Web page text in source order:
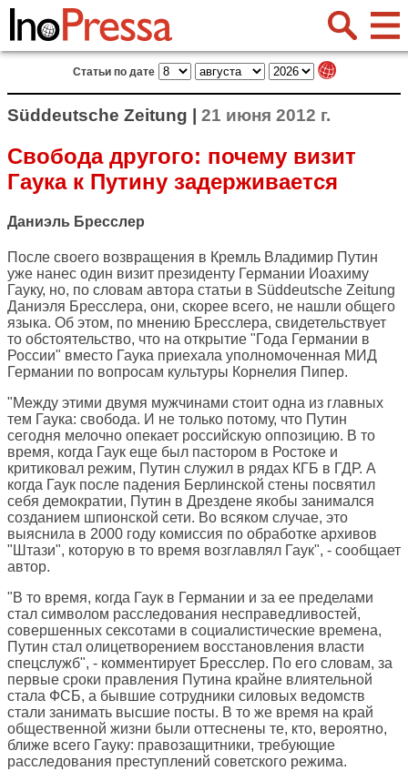
Статьи по дате
Süddeutsche Zeitung | 21 июня 2012 г.
Свобода другого: почему визит
Гаука к Путину задерживается
Даниэль Бресслер
После своего возвращения в Кремль Владимир Путин
уже нанес один визит президенту Германии Иоахиму
Гауку, но, по словам автора статьи в Süddeutsche Zeitung
Даниэля Бресслера, они, скорее всего, не нашли общего
языка. Об этом, по мнению Бресслера, свидетельствует
то обстоятельство, что на открытие "Года Германии в
России" вместо Гаука приехала уполномоченная МИД
Германии по вопросам культуры Корнелия Пипер.
"Между этими двумя мужчинами стоит одна из главных
тем Гаука: свобода. И не только потому, что Путин
сегодня мелочно опекает российскую оппозицию. В то
время, когда Гаук еще был пастором в Ростоке и
критиковал режим, Путин служил в рядах КГБ в ГДР. А
когда Гаук после падения Берлинской стены посвятил
себя демократии, Путин в Дрездене якобы занимался
созданием шпионской сети. Во всяком случае, это
выяснила в 2000 году комиссия по обработке архивов
"Штази", которую в то время возглавлял Гаук", - сообщает
автор.
"В то время, когда Гаук в Германии и за ее пределами
стал символом расследования несправедливостей,
совершенных сексотами в социалистические времена,
Путин стал олицетворением восстановления власти
спецслужб", - комментирует Бресслер. По его словам, за
первые сроки правления Путина крайне влиятельной
стала ФСБ, а бывшие сотрудники силовых ведомств
стали занимать высшие посты. В то же время на край
общественной жизни были оттеснены те, кто, вероятно,
ближе всего Гауку: правозащитники, требующие
расследования преступлений советского режима.